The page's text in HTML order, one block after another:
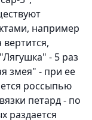
например
- 5 раз
змея" - при ее
россыпью
петард - по
раздается